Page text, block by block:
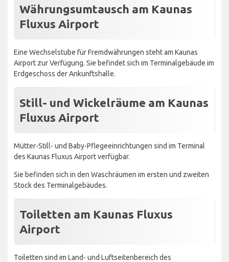
Währungsumtausch am Kaunas
Fluxus Airport
Eine Wechselstube für Fremdwährungen steht am Kaunas
Airport zur Verfügung. Sie befindet sich im Terminalgebäude im
Erdgeschoss der Ankunftshalle.
Still- und Wickelräume am Kaunas
Fluxus Airport
Mütter-Still- und Baby-Pflegeeinrichtungen sind im Terminal
des Kaunas Fluxus Airport verfügbar.
Sie befinden sich in den Waschräumen im ersten und zweiten
Stock des Terminalgebäudes.
Toiletten am Kaunas Fluxus
Airport
Toiletten sind im Land- und Luftseitenbereich des